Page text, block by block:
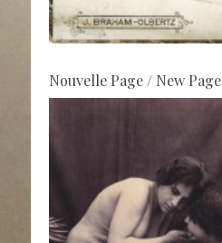
Nouvelle Page / New Page